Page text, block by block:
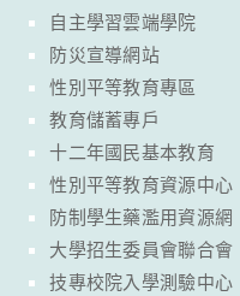
自主學習雲端學院
防災宣導網站
性別平等教育專區
教育儲蓄專戶
十二年國民基本教育
性別平等教育資源中心
防制學生藥濫用資源網
大學招生委員會聯合會
技專校院入學測驗中心